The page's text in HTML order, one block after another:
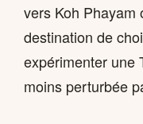
vers Koh Phayam
destination de
expérimenter une
moins perturbée